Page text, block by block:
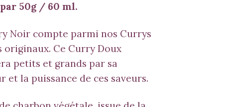
50g / 60 ml.
Noir compte parmi nos Currys
originaux. Ce Curry Doux
petits et grands par sa
et la puissance de ces saveurs.